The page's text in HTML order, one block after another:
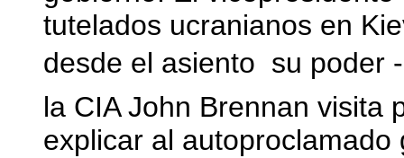
tutelados ucranianos en
desde el asiento  su
la CIA John Brennan visita
explicar al